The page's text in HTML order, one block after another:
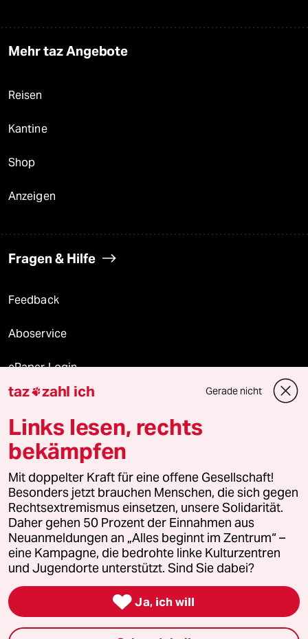
Mehr taz Angebote
Reisen
Kantine
Shop
Anzeigen
Fragen & Hilfe
Feedback
Aboservice
ePaper Login
Downloads für Abonnierende
© 2026 taz Verlags und Vertriebs GmbH
Alle Rechte vorbehalten. Bei rechtlichen Fragen oder für Genehmigungen
wenden Sie sich bitte an lizenzen@taz.de
Feedback Redaktionsstatut Kommune-Richtlinien
Leitlinie Informant Datenschutz Impressum AGB
Seitenwende Einwilligungen widerrufen (Ads)
taz zahl ich Gerade nicht
Links lesen, rechts
bekämpfen
Mit doppelter Kraft für eine offene Gesellschaft!
Besonders jetzt brauchen Menschen, die sich gegen
Rechtsextremismus einsetzen, unsere Solidarität.
Daher gehen 50 Prozent der Einnahmen aus
Neuanmeldungen an „Alles beginnt im Zentrum“ –
eine Kampagne, die bedrohte linke Kulturzentren
und Jugendorte unterstützt. Sind Sie dabei?
 Ja, ich will